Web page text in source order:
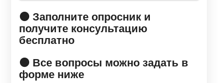
🟠 Заполните опросник и
получите консультацию
бесплатно
🟠 Все вопросы можно задать в
форме ниже